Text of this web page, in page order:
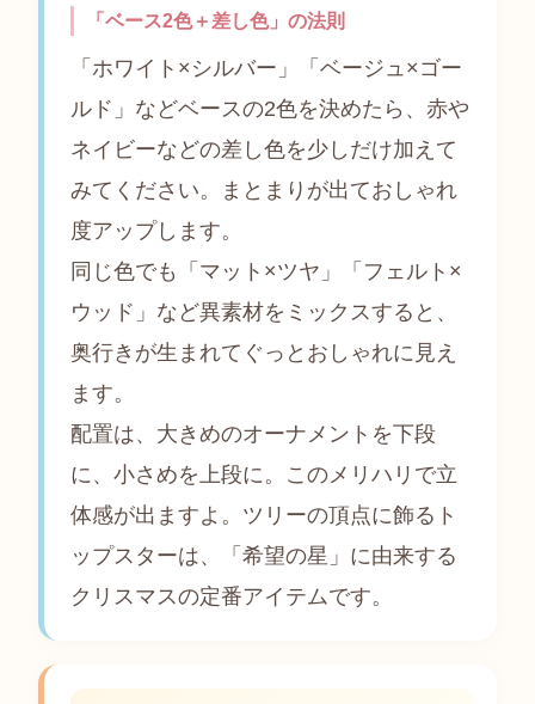
「ベース2色＋差し色」の法則
「ホワイト×シルバー」「ベージュ×ゴー
ルド」などベースの2色を決めたら、赤や
ネイビーなどの差し色を少しだけ加えて
みてください。まとまりが出ておしゃれ
度アップします。
同じ色でも「マット×ツヤ」「フェルト×
ウッド」など異素材をミックスすると、
奥行きが生まれてぐっとおしゃれに見え
ます。
配置は、大きめのオーナメントを下段
に、小さめを上段に。このメリハリで立
体感が出ますよ。ツリーの頂点に飾るト
ップスターは、「希望の星」に由来する
クリスマスの定番アイテムです。